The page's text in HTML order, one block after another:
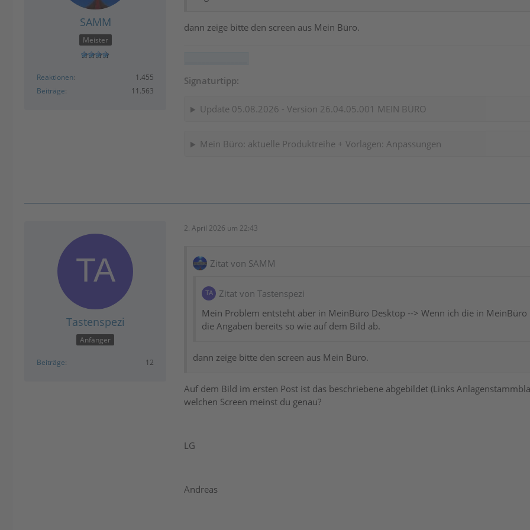
SAMM
Meister
Reaktionen
1.455
Beiträge
11.563
dann zeige bitte den screen aus Mein Büro.
Signaturtipp:
Update 05.08.2026 - Version 26.04.05.001 MEIN BÜRO
Mein Büro: aktuelle Produktreihe + Vorlagen: Anpassungen
Tastenspezi
Anfänger
Beiträge 12
2. April 2026 um 22:43
Zitat von SAMM
Zitat von Tastenspezi
Mein Problem entsteht aber in MeinBüro Desktop --> Wenn ich die in
die Angaben bereits so wie auf dem Bild ab.
dann zeige bitte den screen aus Mein Büro.
Auf dem Bild im ersten Post ist das beschriebene abgebildet (Links
welchen Screen meinst du genau?
LG
Andreas